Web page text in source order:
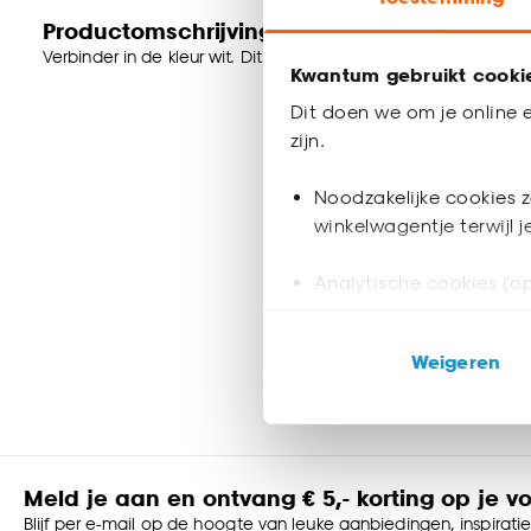
Kwantum gebruikt
Dit doen we om je online
zijn.
Noodzakelijke cookies
winkelwagentje terwijl
Analytische cookies
ook buiten de
Klik op ‘Ja, alles
Weigeren
Productomschrijving
Verbinder in de kleur wit. Dit artikel is gemaakt van 100%
Meld je aan en ontvang € 5,- korting op je
Blijf per e-mail op de hoogte van leuke aanbiedingen,